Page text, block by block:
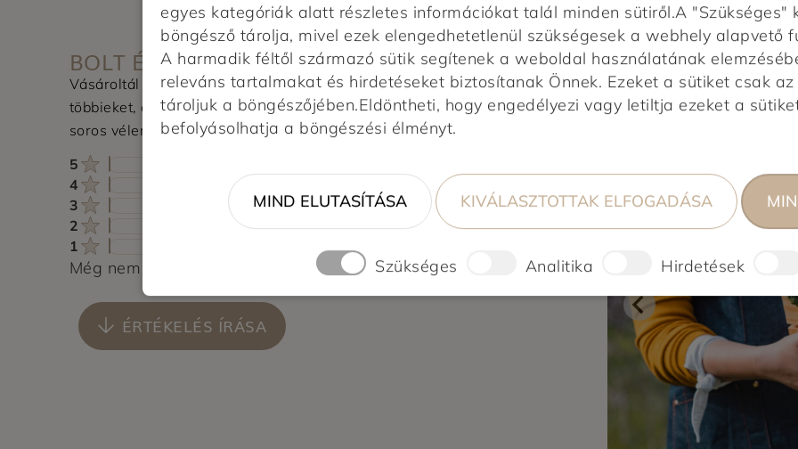
BOLT ÉRTÉKELÉSE
Vásároltál az üzletben? Segítsd a
többieket, értékeld a boltot és írj pár
soros véleményt.
0,0
0 vélemény alapján
5
4
3
0%
2
0%
1
Még nem érkezett értékelés. Légy Te az első!
ÉRTÉKELÉS ÍRÁSA
Képek feltöltés alatt...
egyes kategóriák alatt részletes információkat talál minden sütiről.A
böngésző tárolja, mivel ezek elengedhetetlenül szükségesek a webhely alapvető
A harmadik féltől származó sütik segítenek a weboldal használatának
releváns tartalmakat és hirdetéseket biztosítanak Önnek. Ezeket a sütiket csak
tároljuk a böngészőjében.Eldöntheti, hogy engedélyezi vagy letiltja ezeket a
befolyásolhatja a böngészési élményt.
MIND ELUTASÍTÁSA KIVÁLASZTOTTAK ELFOGADÁSA
Szükséges Analitika Hirdetések